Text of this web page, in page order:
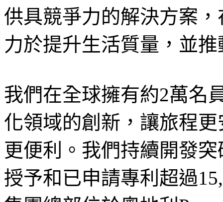
供具競爭力的解決方案
力於提升生活質量，並
我們在全球擁有約2萬名
化領域的創新，讓旅程
更便利。我們持續開發
授予和已申請專利超過